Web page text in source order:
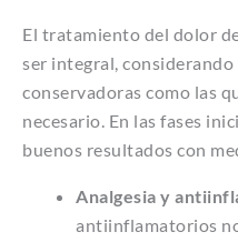
El tratamiento del dolor
ser integral,
conservadoras como las
necesario. En las fases
buenos resultados con
Analgesia y
antiinflamatorios